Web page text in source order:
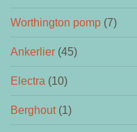
Worthington pomp (7)
Ankerlier (45)
Electra (10)
Berghout(1)